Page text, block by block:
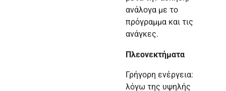
ανάλογα με το
πρόγραμμα και τις
ανάγκες.
Πλεονεκτήματα
Γρήγορη ενέργεια:
λόγω της υψηλής